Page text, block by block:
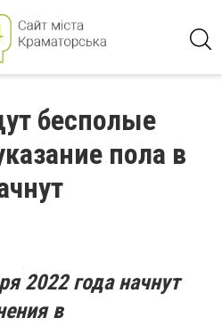
бесполые
пола в
2022 года начнут
в